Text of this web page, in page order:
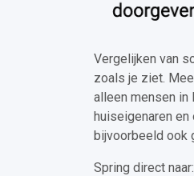
Vergelijken van
zoals je ziet.
alleen mensen in
huiseigenaren en
bijvoorbeeld ook
Spring direct naar: